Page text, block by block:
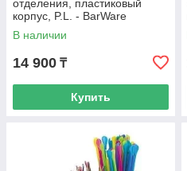
отделения, пластиковый
корпус, P.L. - BarWare
В наличии
14 900 ₸
Купить